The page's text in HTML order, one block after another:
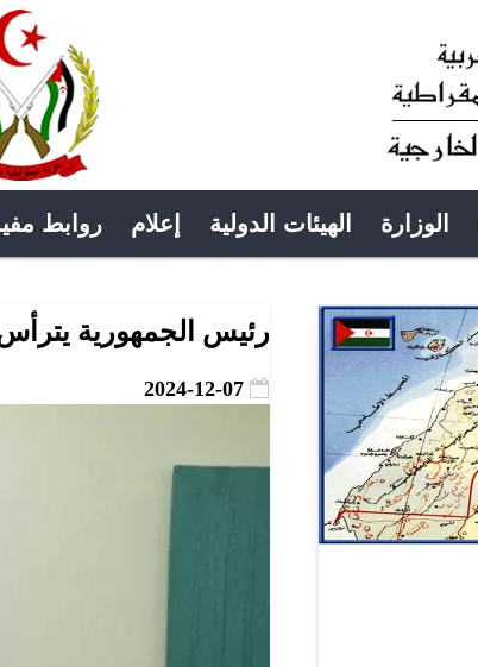
الوزارة الهيئات الدولية إعلام روابط
رئيس الجمهورية يترأس
2024-12-07